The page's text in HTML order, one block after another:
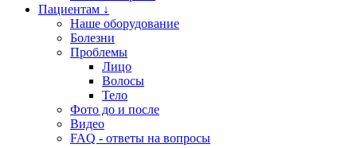
Пациентам ↓
Наше оборудование
Болезни
Проблемы
Лицо
Волосы
Тело
Фото до и после
Видео
FAQ - ответы на вопросы